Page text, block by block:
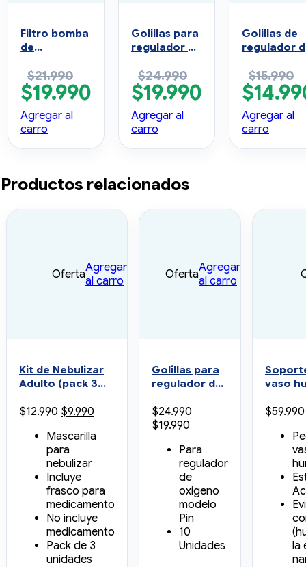
Filtro bomba
de
10 unidades
$21.990
El
precio
original
era:
$19.990
$19.990.
Agregar al
carro
Golillas para
regulador de
metal pack
10 unidades
$24.990
El
precio
original
era:
$19.990
$19.990.
Agregar al
carro
Golillas de
regulador
goma Pack
10 unidades
$15.990
El
precio
original
era:
$
Agregar al
carro
Productos relacionados
OfertaAgregar
al carro
Kit de Nebulizar
Adulto (pack 3
$12.990 El
original
era:
$12.990.
$9.990
actual
Mascarilla
para
nebulizar
Incluye
frasco para
medicamento
No incluye
medicamento
Pack de 3
unidades
OfertaAgregar
al carro
Golillas para
regulador de
metal pack 10
unidades
$24.990
El
original
$24.990.
$19.990
actual
es:
$19.990.
Para
regulador
de
oxigeno
modelo
Pin
10
Unidades
vaso
$59.990
la